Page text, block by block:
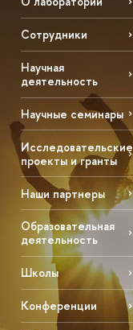
Сотрудники
Научная
деятельность
Научные семинары
Исследовательские
проекты и гранты
Наши партнеры
Образовательная
деятельность
Школы
Конференции